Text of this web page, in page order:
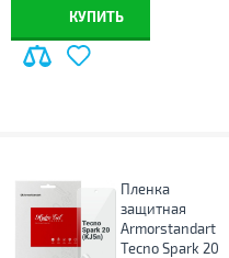
КУПИТЬ
Пленка
защитная
Armorstandart
Tecno Spark 20